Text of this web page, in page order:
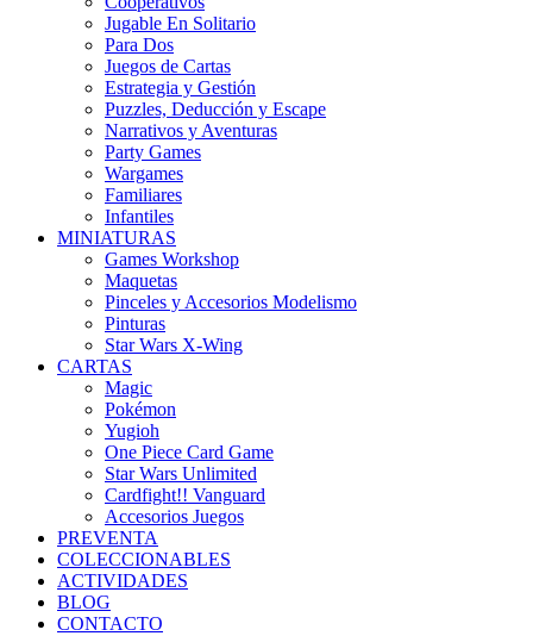
Jugable En Solitario
Para Dos
Juegos de Cartas
Estrategia y Gestión
Puzzles, Deducción y Escape
Narrativos y Aventuras
Party Games
Wargames
Familiares
Infantiles
MINIATURAS
Games Workshop
Maquetas
Pinceles y Accesorios Modelismo
Pinturas
Star Wars X-Wing
CARTAS
Magic
Pokémon
Yugioh
One Piece Card Game
Star Wars Unlimited
Cardfight!! Vanguard
Accesorios Juegos
PREVENTA
COLECCIONABLES
ACTIVIDADES
BLOG
CONTACTO